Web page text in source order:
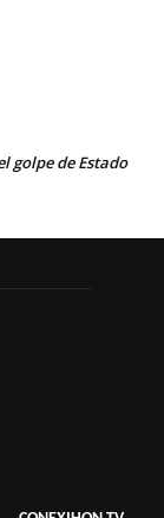
golpe de Estado